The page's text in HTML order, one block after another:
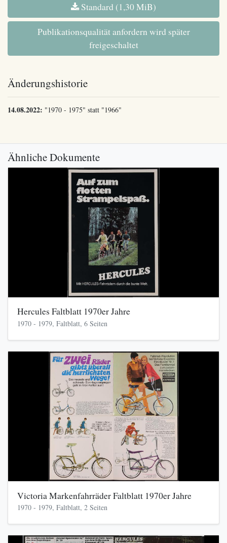
Standard (1,30 MiB)
Publikationsqualität anfordern wird später
freigeschaltet
Änderungshistorie
14.08.2022: "1970 - 1975" statt "1966"
Ähnliche Dokumente
Hercules Faltblatt 1970er Jahre
1970 - 1979, Faltblatt, 6 Seiten
Victoria Markenfahrräder Faltblatt 1970er Jahre
1970 - 1979, Faltblatt, 2 Seiten